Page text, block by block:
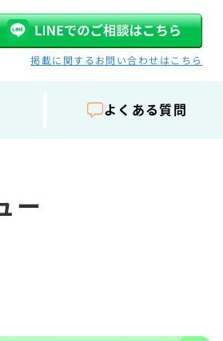
掲載に関するお問い合わせはこちら
よくある質問
ー